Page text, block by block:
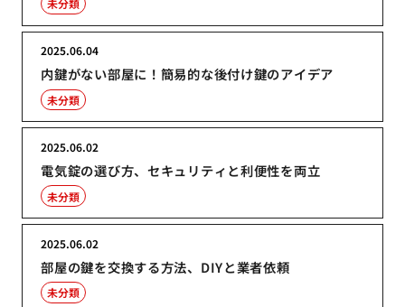
未分類
内鍵がない部屋に！簡易的な後付け鍵のアイデア
2025.06.04
未分類
電気錠の選び方、セキュリティと利便性を両立
2025.06.02
未分類
部屋の鍵を交換する方法、DIYと業者依頼
2025.06.02
未分類